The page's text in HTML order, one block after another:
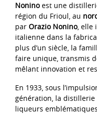
Noninoest une
région du Frioul, au
par Orazio Nonino, elle
italienne dans la
plus d’un siècle, la
faire unique, transmis
mêlant innovation et
En 1933, sous
génération, la distillerie
liqueurs